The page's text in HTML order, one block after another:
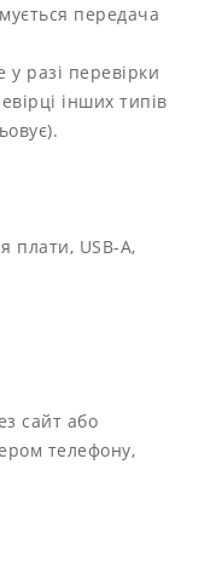
передача
у разі перевірки
інших типів
плати, USB-A,
сайт або
телефону,